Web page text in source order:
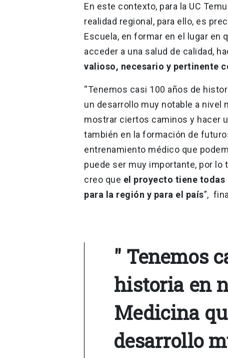
En este contexto, para la UC
realidad regional, para ello, es
Escuela, en formar en el lugar en
acceder a una salud de calidad,
valioso, necesario y pertinente
“Tenemos casi 100 años de
un desarrollo muy notable a nivel
mostrar ciertos caminos y hacer
también en la formación de
entrenamiento médico que
puede ser muy importante, por
creo que el proyecto tiene todas
para la región y para el país”,
" Tenemos
historia en
Medicina
desarrollo